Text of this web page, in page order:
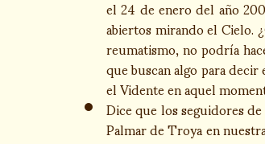
el 24 de enero del año
abiertos mirando el Cielo.
reumatismo, no podría
que buscan algo para
el Vidente en aquel
Dice que los seguidores
Palmar de Troya en